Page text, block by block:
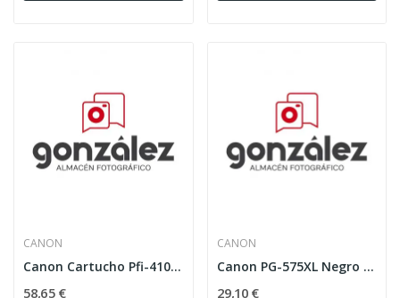
CANON
Canon Cartucho Pfi-4100M Magenta
58,65 €
CANON
Canon PG-575XL Negro Cartucho de Tinta 15ml Origin
29,10 €